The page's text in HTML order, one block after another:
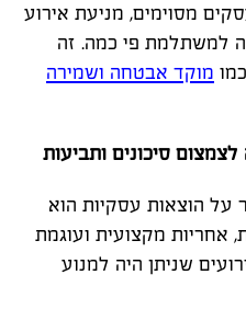
מסוימים, מניעת אירוע
למשתלמת פי כמה. זה
מוקד אבטחה ושמירה
סיכונים ותביעות
על הוצאות עסקיות הוא
אחריות מקצועית ועוגמת
שניתן היה למנוע